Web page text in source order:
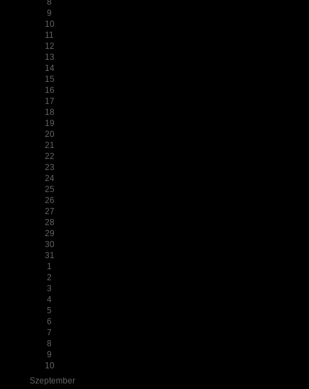
8
9
10
11
12
13
14
15
16
17
18
19
20
21
22
23
24
25
26
27
28
29
30
31
1
2
3
4
5
6
7
8
9
10
Szeptember